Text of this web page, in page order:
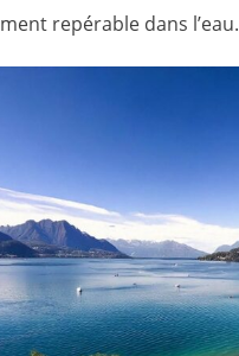
repérable dans l’eau.